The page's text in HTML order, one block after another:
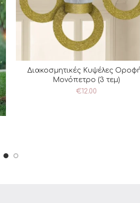
ΠΡΟΣΘΉΚΗ ΣΤΟ ΚΑΛΆΘΙ
Διακοσμητικές Κυψέλες
Μονόπετρο (3 τεμ)
€12.00